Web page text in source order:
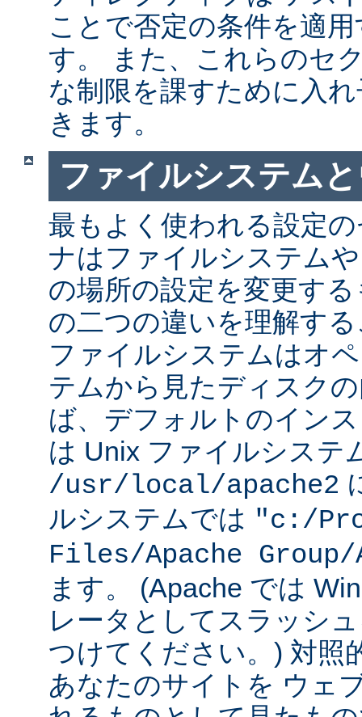
ことで否定の条件を適
す。 また、これらのセ
な制限を課すために入
きます。
ファイルシステム
最もよく使われる設定
ナはファイルシステム
の場所の設定を変更す
の二つの違いを理解す
ファイルシステムはオ
テムから見たディスク
ば、デフォルトのイン
は Unix ファイルシステ
/usr/local/apache2
ルシステムでは "c:/
Files/Apache Group/
ます。 (Apache では
レータとしてスラッシ
つけてください。) 対照
あなたのサイトを ウェ